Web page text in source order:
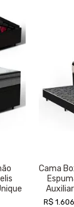
Cama
R$